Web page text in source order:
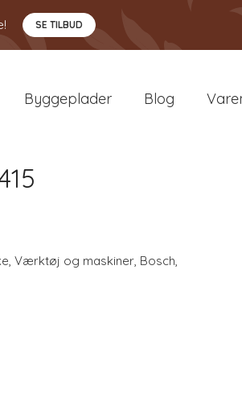
SE TILBUD
Byggeplader Blog
, Værktøj og maskiner, Bosch,